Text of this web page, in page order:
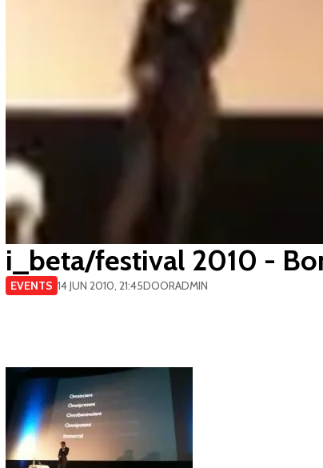
i_beta/festival 2010 -
EVENTS 14 JUN 2010, 21:45DOORADMIN